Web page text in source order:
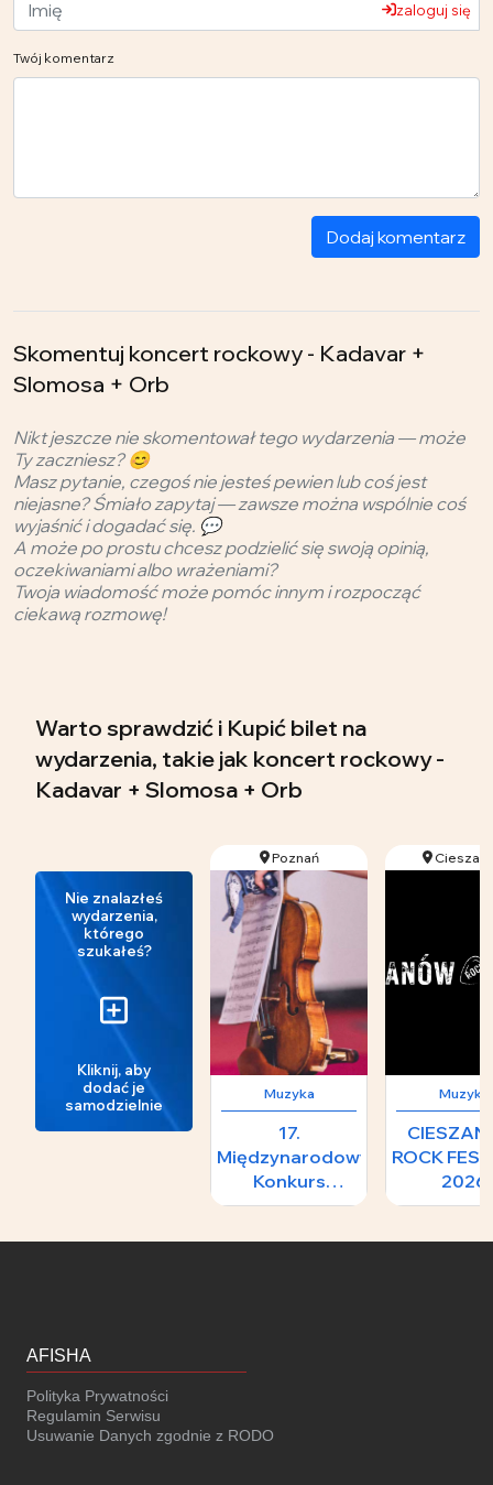
zaloguj się
Twój komentarz
Dodaj komentarz
Skomentuj koncert rockowy - Kadavar +
Slomosa + Orb
Nikt jeszcze nie skomentował tego wydarzenia — może
Ty zaczniesz? 😊
Masz pytanie, czegoś nie jesteś pewien lub coś jest
niejasne? Śmiało zapytaj — zawsze można wspólnie coś
wyjaśnić i dogadać się. 💬
A może po prostu chcesz podzielić się swoją opinią,
oczekiwaniami albo wrażeniami?
Twoja wiadomość może pomóc innym i rozpocząć
ciekawą rozmowę!
Warto sprawdzić i Kupić bilet na
wydarzenia, takie jak koncert rockowy -
Kadavar + Slomosa + Orb
Nie znalazłeś
wydarzenia,
którego
szukałeś?
Kliknij, aby
dodać je
samodzielnie
Poznań
Muzyka
17.
Międzynarodowy
Konkurs
Skrzypcowy im.
Muzyka
ROCK
2026
AFISHA
Polityka Prywatności
Regulamin Serwisu
Usuwanie Danych zgodnie z RODO